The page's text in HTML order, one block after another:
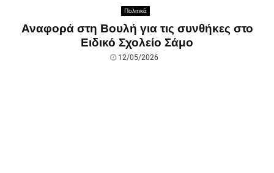
Πολιτικά
Αναφορά στη Βουλή για τις συνθήκες στο
Ειδικό Σχολείο Σάμο
12/05/2026